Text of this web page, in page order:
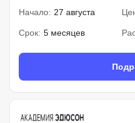
Начало: 27 августа
Срок: 5 месяцев